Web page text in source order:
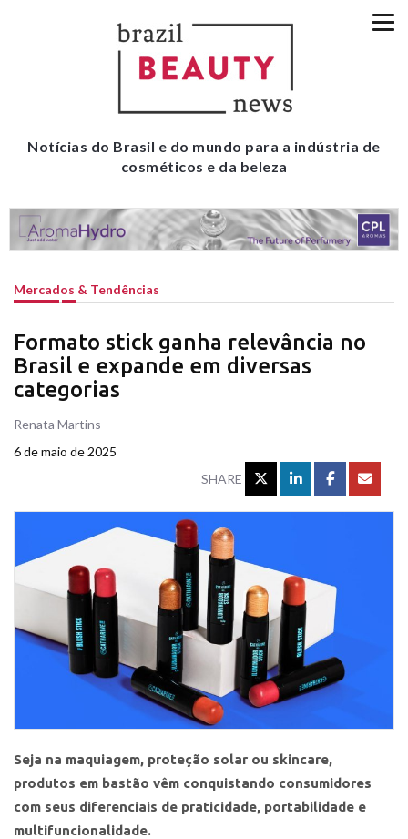
Notícias do Brasil e do mundo para a indústria de
cosméticos e da beleza
Mercados & Tendências
Formato stick ganha relevância no
Brasil e expande em diversas
categorias
Renata Martins
6 de maio de 2025
SHARE
Seja na maquiagem, proteção solar ou skincare,
produtos em bastão vêm conquistando consumidores
com seus diferenciais de praticidade, portabilidade e
multifuncionalidade.